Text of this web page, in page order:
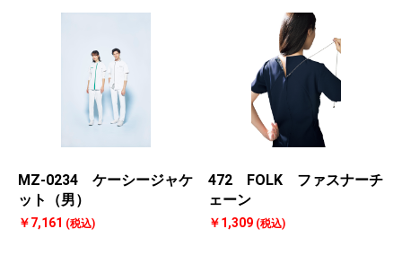
MZ-0234 ケーシージャケ
ット（男）
￥7,161 (税込)
472 FOLK ファスナーチ
ェーン
￥1,309 (税込)